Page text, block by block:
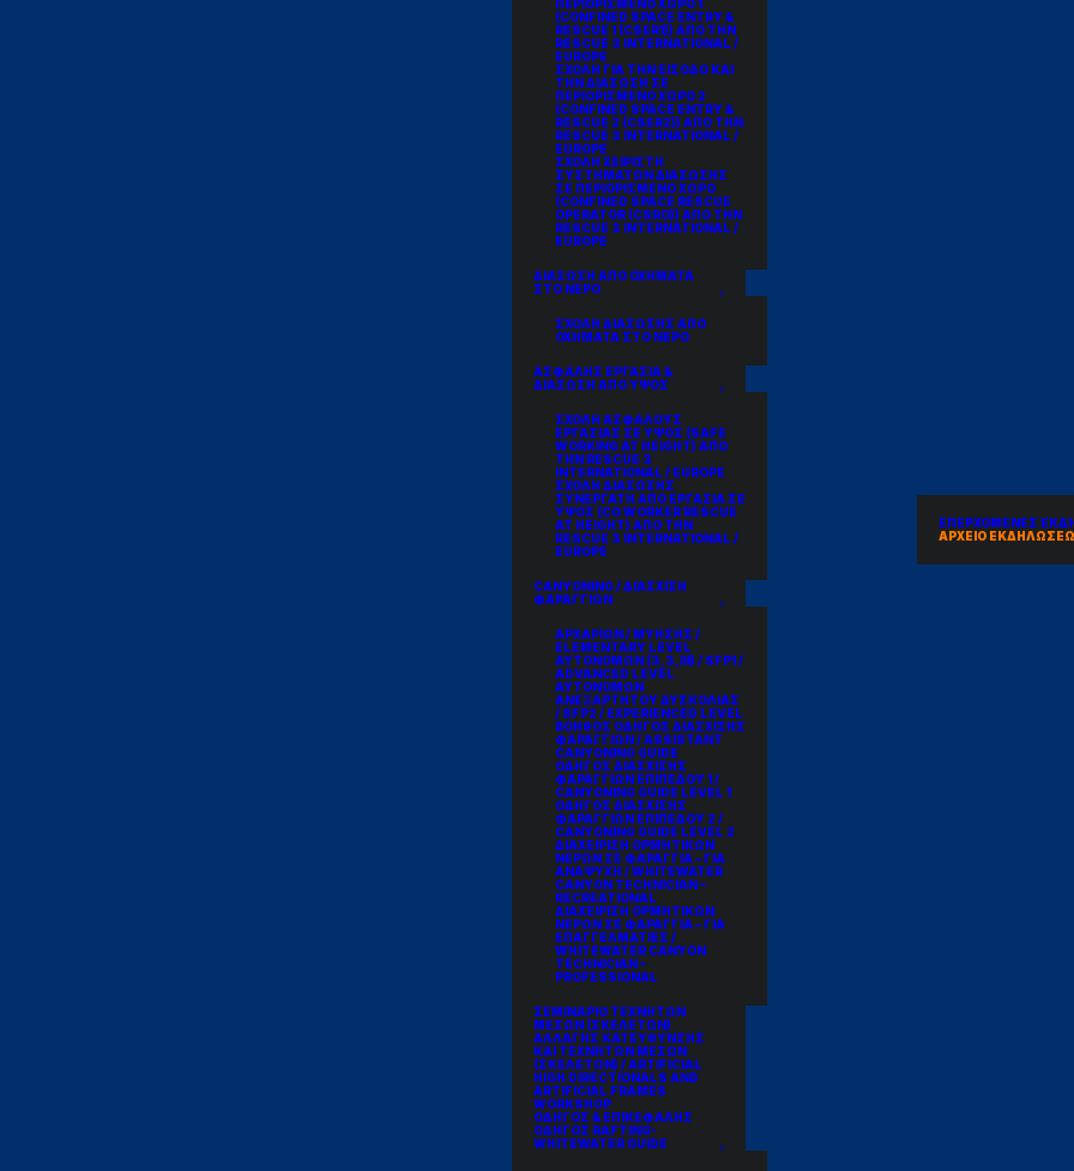
ΠΕΡΙΟΡΙΣΜΕΝΟ ΧΩΡΟ 1
(CONFINED SPACE ENTRY &
RESCUE 1 (CSER1)) ΑΠΟ ΤΗΝ
RESCUE 3 INTERNATIONAL /
EUROPE
ΣΧΟΛΗ ΓΙΑ ΤΗΝ ΕΙΣΟΔΟ ΚΑΙ
ΤΗΝ ΔΙΑΣΩΣΗ ΣΕ
ΠΕΡΙΟΡΙΣΜΕΝΟ ΧΩΡΟ 2
(CONFINED SPACE ENTRY &
RESCUE 2 (CSER2)) ΑΠΟ ΤΗΝ
RESCUE 3 INTERNATIONAL /
EUROPE
ΣΧΟΛΗ ΧΕΙΡΙΣΤΗ
ΣΥΣΤΗΜΑΤΩΝ ΔΙΑΣΩΣΗΣ
ΣΕ ΠΕΡΙΟΡΙΣΜΕΝΟ ΧΩΡΟ
(CONFINED SPACE RESCUE
OPERATOR (CSRO)) ΑΠΟ ΤΗΝ
RESCUE 3 INTERNATIONAL /
EUROPE
ΔΙΑΣΩΣΗ ΑΠΟ ΟΧΗΜΑΤΑ
ΣΤΟ ΝΕΡΟ
ΣΧΟΛΗ ΔΙΑΣΩΣΗΣ ΑΠΟ
ΟΧΗΜΑΤΑ ΣΤΟ ΝΕΡΟ
ΑΣΦΑΛΗΣ ΕΡΓΑΣΙΑ &
ΔΙΑΣΩΣΗ ΑΠΟ ΥΨΟΣ
ΣΧΟΛΗ ΑΣΦΑΛΟΥΣ
ΕΡΓΑΣΙΑΣ ΣΕ ΥΨΟΣ (SAFE
WORKING AT HEIGHT) ΑΠΟ
ΤΗΝ RESCUE 3
INTERNATIONAL / EUROPE
ΣΧΟΛΗ ΔΙΑΣΩΣΗΣ
ΣΥΝΕΡΓΑΤΗ ΑΠΟ ΕΡΓΑΣΙΑ ΣΕ
ΥΨΟΣ (CO WORKER RESCUE
AT HEIGHT) ΑΠΟ ΤΗΝ
RESCUE 3 INTERNATIONAL /
EUROPE
CANYONING / ΔΙΑΣΧΙΣΗ
ΦΑΡΑΓΓΙΩΝ
ΑΡΧΑΡΙΩΝ / ΜΥΗΣΗΣ /
ELEMENTARY LEVEL
ΑΥΤΟΝΟΜΩΝ (3,3,III) / SFP1 /
ADVANCED LEVEL
ΑΥΤΟΝΟΜΩΝ
ΑΝΕΞΑΡΤΗΤΟΥ ΔΥΣΚΟΛΙΑΣ
/ SFP2 / EXPERIENCED LEVEL
ΒΟΗΘΟΣ ΟΔΗΓΟΣ ΔΙΑΣΧΙΣΗΣ
ΦΑΡΑΓΓΙΩΝ / ASSISTANT
CANYONING GUIDE
ΟΔΗΓΟΣ ΔΙΑΣΧΙΣΗΣ
ΦΑΡΑΓΓΙΩΝ ΕΠΙΠΕΔΟΥ 1 /
CANYONING GUIDE LEVEL 1
ΟΔΗΓΟΣ ΔΙΑΣΧΙΣΗΣ
ΦΑΡΑΓΓΙΩΝ ΕΠΙΠΕΔΟΥ 2 /
CANYONING GUIDE LEVEL 2
ΔΙΑΧΕΙΡΙΣΗ ΟΡΜΗΤΙΚΩΝ
ΝΕΡΩΝ ΣΕ ΦΑΡΑΓΓΙΑ – ΓΙΑ
ΑΝΑΨΥΧΗ / WHITEWATER
CANYON TECHNICIAN –
RECREATIONAL
ΔΙΑΧΕΙΡΙΣΗ ΟΡΜΗΤΙΚΩΝ
ΝΕΡΩΝ ΣΕ ΦΑΡΑΓΓΙΑ – ΓΙΑ
ΕΠΑΓΓΕΛΜΑΤΙΕΣ /
WHITEWATER CANYON
TECHNICIAN –
PROFESSIONAL
ΣΕΜΙΝΑΡΙΟ ΤΕΧΝΗΤΩΝ
ΜΕΣΩΝ (ΣΚΕΛΕΤΩΝ)
ΑΛΛΑΓΗΣ ΚΑΤΕΥΘΥΝΣΗΣ
ΚΑΙ ΤΕΧΝΗΤΩΝ ΜΕΣΩΝ
(ΣΚΕΛΕΤΩΝ) / ARTIFICIAL
HIGH DIRECTIONALS AND
ARTIFICIAL FRAMES
WORKSHOP
ΟΔΗΓΟΣ & ΕΠΙΚΕΦΑΛΗΣ
ΟΔΗΓΟΣ RAFTING-
WHITEWATER GUIDE
ΕΠΕΡΧΟΜΕΝΕΣ
ΑΡΧΕΙΟ